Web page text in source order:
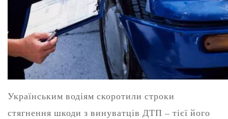
Українським водіям скоротили строки
стягнення шкоди з винуватців ДТП – тієї його